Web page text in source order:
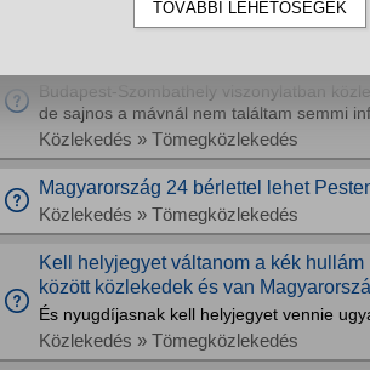
Közlekedés » Tömegközlekedés
Budapest-Szombathely viszonylatban
de sajnos a mávnál nem találtam semmi
Közlekedés » Tömegközlekedés
Magyarország 24 bérlettel lehet
Közlekedés » Tömegközlekedés
Kell helyjegyet váltanom a kék
között közlekedek és van
És nyugdíjasnak kell helyjegyet vennie
Közlekedés » Tömegközlekedés